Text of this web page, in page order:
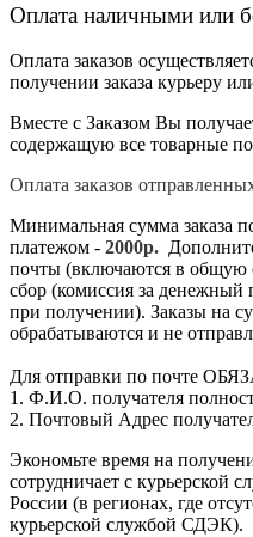
Оплата наличными или
Оплата заказов
получении заказа курьеру
Вместе с Заказом Вы
содержащую все товарные
Оплата заказов
Минимальная сумма заказа
платежом - 2000р.
почты (включаются в общую
сбор (комиссия за денежный
при получении). Заказы на
обрабатываются и не
Для отправки по почте
1. Ф.И.О. получателя
2. Почтовый Адрес
Экономьте время на
сотрудничает с курьерской
России (в регионах, где
курьерской службой СДЭК).